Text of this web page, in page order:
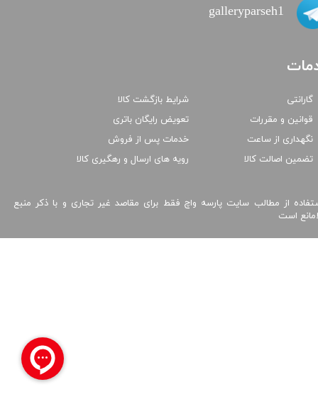
از مطالب سایت پارسه واچ فقط برای مقاصد غیر تجاری و با ذکر منبع
است
گارانتی
قوانین و مقررات
نگهداری از ساعت
تضمین اصالت کالا
galleryparseh1
شرایط بازگشت کالا
تعویض رایگان باتری
خدمات پس از فروش
رویه های ارسال و رهگیری کالا